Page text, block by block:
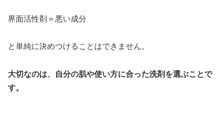
界面活性剤＝悪い成分
と単純に決めつけることはできません。
大切なのは、自分の肌や使い方に合った洗剤を選ぶことで
す。